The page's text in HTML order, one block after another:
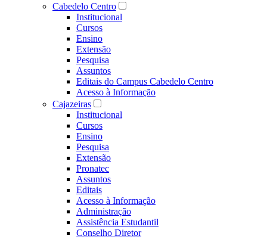
Cabedelo Centro
Institucional
Cursos
Ensino
Extensão
Pesquisa
Assuntos
Editais do Campus Cabedelo Centro
Acesso à Informação
Cajazeiras
Institucional
Cursos
Ensino
Pesquisa
Extensão
Pronatec
Assuntos
Editais
Acesso à Informação
Administração
Assistência Estudantil
Conselho Diretor